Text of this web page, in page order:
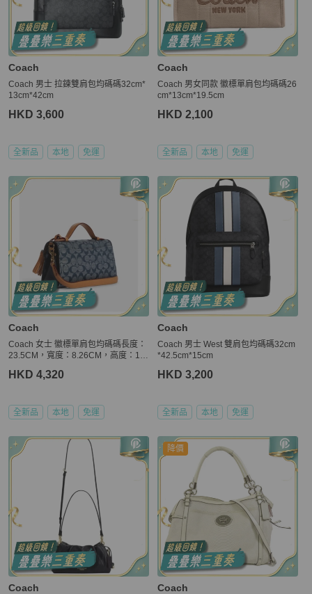
Coach
Coach 男士 拉鍊雙肩包均碼碼32cm*
13cm*42cm
HKD 3,600
全新品 本地 免運
Coach
Coach 男女同款 徽標單肩包均碼碼26
cm*13cm*19.5cm
HKD 2,100
全新品 本地 免運
Coach
Coach 女士 徽標單肩包均碼碼長度：
23.5CM，寬度：8.26CM，高度：12.
HKD 4,320
全新品 本地 免運
Coach
Coach 男士 West 雙肩包均碼碼32cm
*42.5cm*15cm
HKD 3,200
全新品 本地 免運
Coach
降價
Coach